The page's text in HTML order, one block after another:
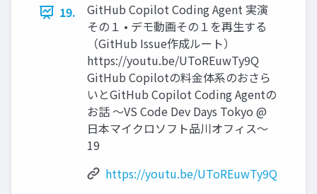
19.
GitHub Copilot Coding Agent 実演
その１ • デモ動画その１を再生する
（GitHub Issue作成ルート）
https://youtu.be/UToREuwTy9Q
GitHub Copilotの料金体系のおさら
いとGitHub Copilot Coding Agentの
お話 〜VS Code Dev Days Tokyo @
日本マイクロソフト品川オフィス〜
19
https://youtu.be/UToREuwTy9Q